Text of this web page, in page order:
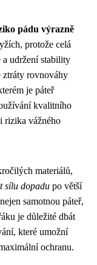
pádu výrazně
protože celá
a udržení stability
ztráty rovnováhy
je páteř
kvalitního
rizika vážného
materiálů,
sílu dopadu po větší
samotnou páteř,
je důležité dbát
které umožní
ochranu.